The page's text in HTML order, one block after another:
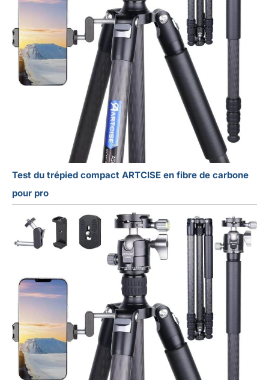
Test du trépied compact ARTCISE en fibre de carbone
pour pro